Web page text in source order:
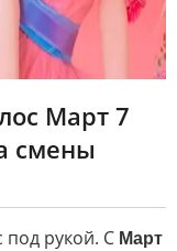
Март 7
смены
под рукой. С Март